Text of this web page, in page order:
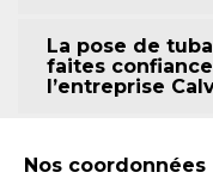
La pose de
faites
l’entreprise
Nos coordonnées